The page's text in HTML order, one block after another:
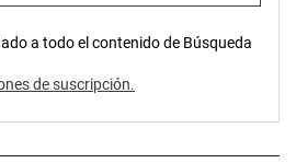
a todo el contenido de Búsqueda
de suscripción.